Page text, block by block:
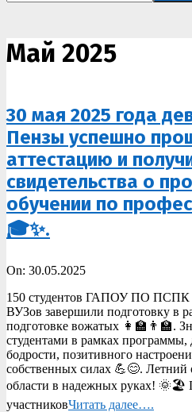
Май 2025
30 мая 2025 года
Пензы успешно
аттестацию и
свидетельства о
обучении по
🎓✨.
2025-
30
On: 30.05.2025
150 студентов ГАПОУ ПО ПСПК
ВУЗов завершили подготовку в
подготовке вожатых 👩‍🏫👨‍🏫.
студентами в рамках программы,
бодрости, позитивного
собственных силах 💪😊. Летний
области в надежных руках! 🌞🏖️
участниковЧитать далее….